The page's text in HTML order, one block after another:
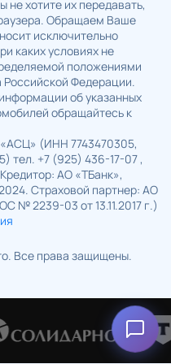
не хотите их передавать,
Обращаем Ваше
исключительно
каких условиях не
положениями
Российской Федерации.
об указанных
обращайтесь к
(ИНН 7743470305,
тел. +7 (925) 436-17-07 ,
АО «ТБанк»,
Страховой партнер: АО
№ 2239-03 от 13.11.2017 г.)
Все права защищены.